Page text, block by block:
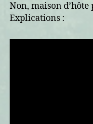
Non, maison
Explications :